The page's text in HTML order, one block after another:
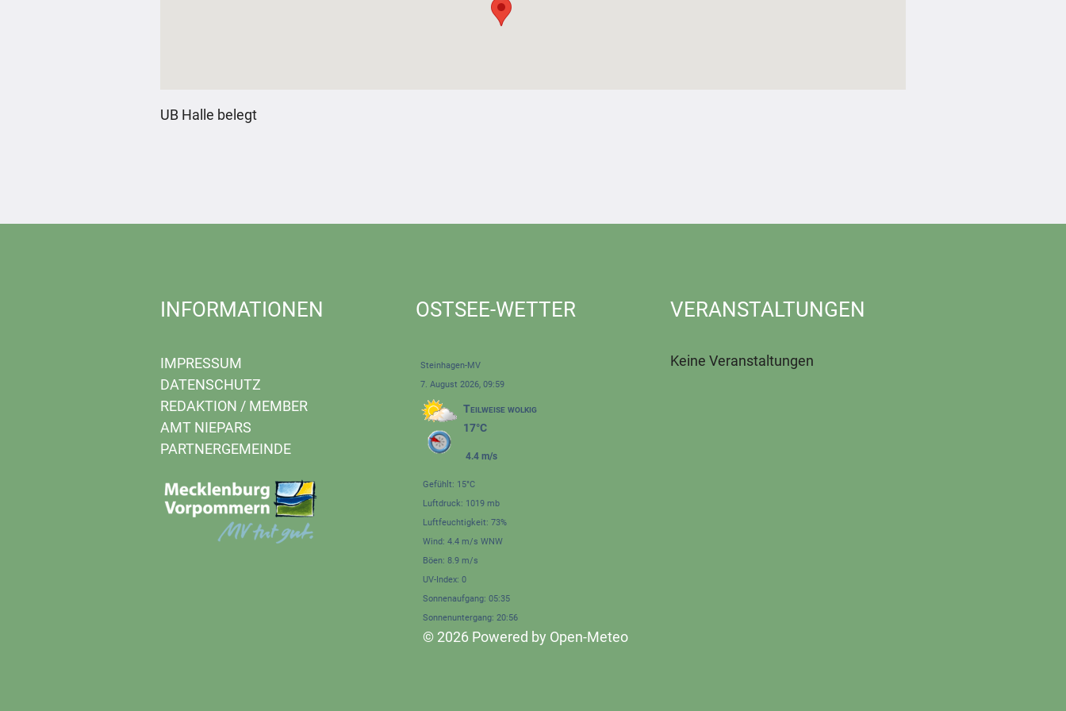
UB Halle belegt
INFORMATIONEN
IMPRESSUM
DATENSCHUTZ
REDAKTION / MEMBER
AMT NIEPARS
PARTNERGEMEINDE
OSTSEE-WETTER
Steinhagen-MV
7. August 2026, 09:59
Teilweise wolkig
17°C
4.4 m/s
Gefühlt: 15°C
Luftdruck: 1019 mb
Luftfeuchtigkeit: 73%
Wind: 4.4 m/s WNW
Böen: 8.9 m/s
UV-Index: 0
Sonnenaufgang: 05:35
Sonnenuntergang: 20:56
© 2026 Powered by Open-Meteo
VERANSTALTUNGEN
Keine Veranstaltungen